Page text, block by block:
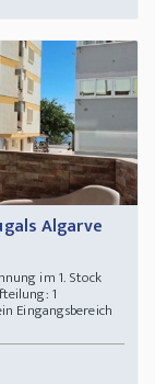
Algarve
im 1. Stock
1
Eingangsbereich